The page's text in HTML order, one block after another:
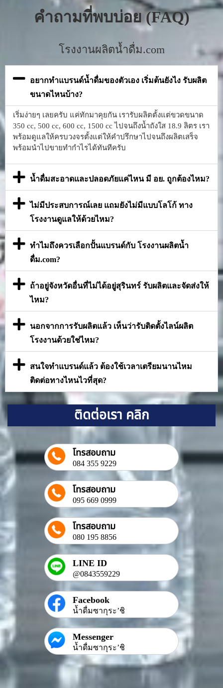
คำถามที่พบบ่อย (FAQ)
โรงงานผลิตน้ำดื่ม.com
อยากทำแบรนด์น้ำดื่มของตัวเอง เริ่มต้นยังไง รับผลิต
ขนาดไหนบ้าง?
เริ่มง่ายๆ เลยครับ แค่ทักมาคุยกัน เรารับผลิตตั้งแต่ขวดขนาด
350 cc, 500 cc, 600 cc, 1500 cc ไปจนถึงน้ำถังใส 18.9 ลิตร เรา
พร้อมดูแลให้ครบวงจรตั้งแต่ให้คำปรึกษาไปจนถึงผลิตเสร็จ
พร้อมนำไปขายทำกำไรได้ทันทีครับ
น้ำดื่มสะอาดและปลอดภัยแค่ไหน มี อย. ถูกต้องไหม?
ไม่มีประสบการณ์เลย แถมยังไม่มีแบบโลโก้ ทาง
โรงงานดูแลให้ด้วยไหม?
ทำไมถึงควรเลือกปั้นแบรนด์กับ โรงงานผลิตน้ำ
ดื่ม.com?
ถ้าอยู่จังหวัดอื่นที่ไม่ได้อยู่สุรินทร์ รับผลิตและจัดส่งให้
ไหม?
นอกจากการรับผลิตแล้ว เห็นว่ารับติดตั้งไลน์ผลิต
โรงงานด้วยใช่ไหม?
สนใจทำแบรนด์แล้ว ต้องใช้เวลาเตรียมนานไหม
ติดต่อทางไหนไวที่สุด?
ติดต่อเรา คลิก
โทรสอบถาม
084 355 9229
โทรสอบถาม
095 669 0999
โทรสอบถาม
080 195 8856
LINE ID
@0843559229
Facebook
น้ำดื่มซากุระ’ชิ
Messenger
น้ำดื่มซากุระ’ชิ